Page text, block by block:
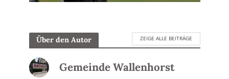
Über den Autor ZEIGE ALLE BEITRÄGE
Gemeinde Wallenhorst